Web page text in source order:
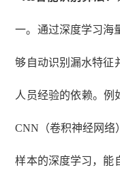
一。通过深度学习海
够自动识别漏水特征
人员经验的依赖。例
CNN（卷积神经网络
样本的深度学习，能